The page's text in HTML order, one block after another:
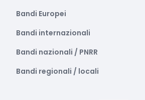
Bandi Europei
Bandi internazionali
Bandi nazionali / PNRR
Bandi regionali / locali